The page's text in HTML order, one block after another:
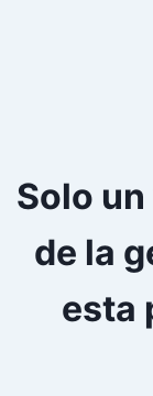
Solo
de la
esta